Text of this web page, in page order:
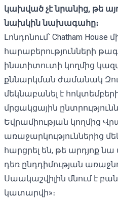
կախված չէ նրանից, թե
նախկին նախագահը։
Լոնդոնում՝ Chatham House
հարաբերությունների
ինստիտուտի կողմից
քննարկման ժամանակ
մեկնաբանել է
մրցակցային
Եվրամիության կողմից
առաջարկություններից
հարցրել են, թե արդյոք
դեռ ընդդիմության
Սաակաշվիլին մնում է
կատարվի»։